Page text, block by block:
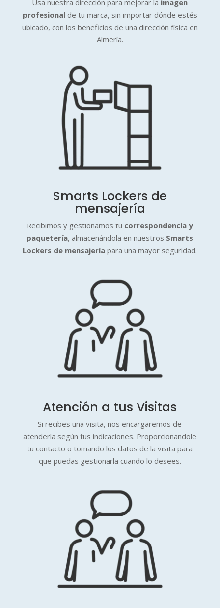
Usa nuestra dirección para mejorar la imagen
profesionalde tu marca, sin importar dónde estés
ubicado, con los beneficios de una dirección física en
Almería.
Smarts Lockers de
mensajería
Recibimos y gestionamos tu correspondencia y
paquetería, almacenándola en nuestros Smarts
Lockers de mensajería para una mayor seguridad.
Atención a tus Visitas
Si recibes una visita, nos encargaremos de
atenderla según tus indicaciones. Proporcionandole
tu contacto o tomando los datos de la visita para
que puedas gestionarla cuando lo desees.